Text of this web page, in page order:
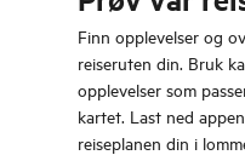
Finn opplevelser og
reiseruten din. Bruk
opplevelser som
kartet. Last ned
reiseplanen din i